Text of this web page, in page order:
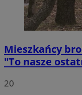
Mieszkańcy
"To nasze
20